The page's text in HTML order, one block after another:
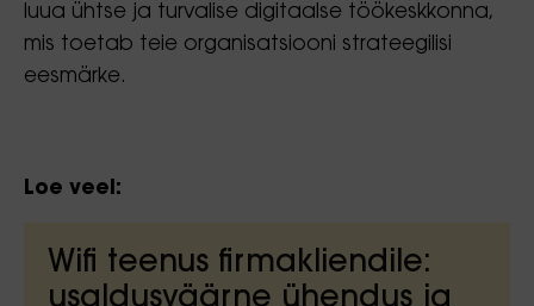
luua ühtse ja turvalise digitaalse töökeskkonna,
mis toetab teie organisatsiooni strateegilisi
eesmärke.
Loe veel:
Wifi teenus firmakliendile: